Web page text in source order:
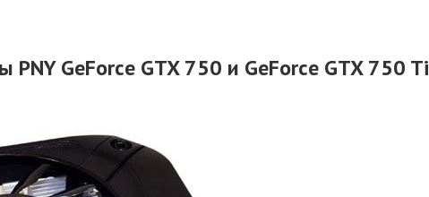
GeForce GTX 750 и GeForce GTX 750 Ti